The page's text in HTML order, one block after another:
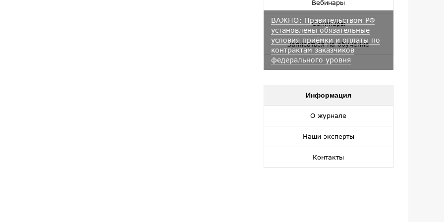
Вебинары
Семинары
Записаться на обучение
ВАЖНО: Правительством РФ
установлены обязательные
условия приёмки и оплаты по
контрактам заказчиков
федерального уровня
Информация
О журнале
Наши эксперты
Контакты